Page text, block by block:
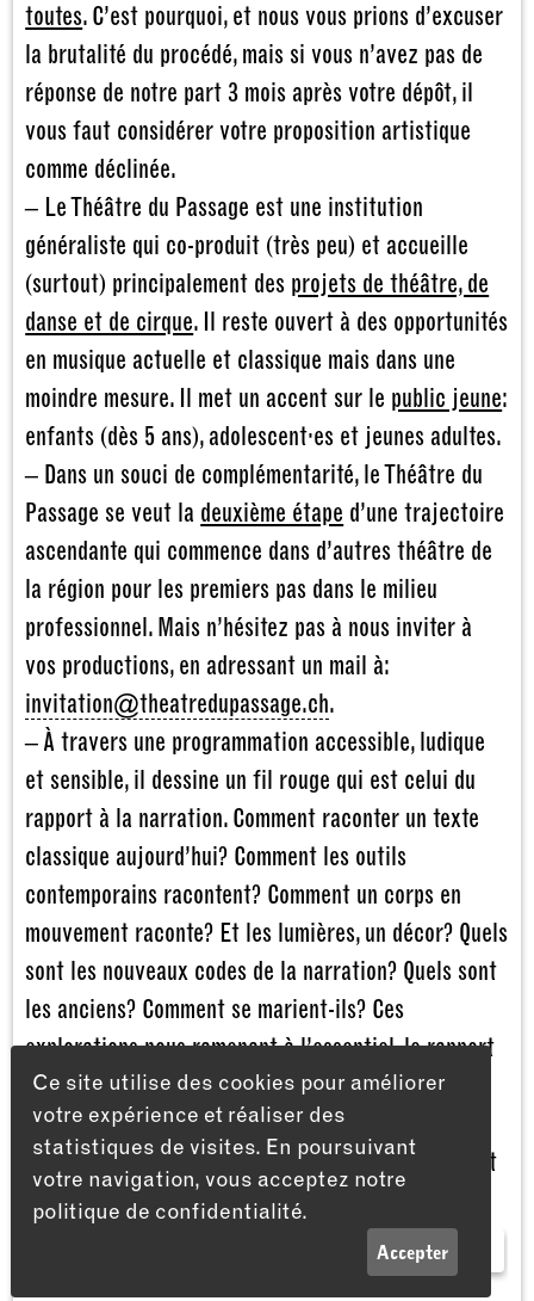
toutes. C’est pourquoi, et nous vous prions d’excuser
la brutalité du procédé, mais si vous n’avez pas de
réponse de notre part 3 mois après votre dépôt, il
vous faut considérer votre proposition artistique
comme déclinée.
– Le Théâtre du Passage est une institution
généraliste qui co-produit (très peu) et accueille
(surtout) principalement des projets de théâtre, de
danse et de cirque. Il reste ouvert à des opportunités
en musique actuelle et classique mais dans une
moindre mesure. Il met un accent sur le public jeune:
enfants (dès 5 ans), adolescent·es et jeunes adultes.
– Dans un souci de complémentarité, le Théâtre du
Passage se veut la deuxième étape d’une trajectoire
ascendante qui commence dans d’autres théâtre de
la région pour les premiers pas dans le milieu
professionnel. Mais n’hésitez pas à nous inviter à
vos productions, en adressant un mail à:
invitation@theatredupassage.ch.
– À travers une programmation accessible, ludique
et sensible, il dessine un fil rouge qui est celui du
rapport à la narration. Comment raconter un texte
classique aujourd’hui? Comment les outils
contemporains racontent? Comment un corps en
mouvement raconte? Et les lumières, un décor? Quels
sont les nouveaux codes de la narration? Quels sont
les anciens? Comment se marient-ils? Ces
explorations nous ramenant à l’essentiel, le rapport
aux spectateur·trices, ces camarades essentiel·les
du moment scénique.
– Les fiches techniques du Théâtre du Passage sont
disponibles ici:
www.theatredupassage.ch/professionnelles/espace-
INFOS
Ce site utilise des cookies pour améliorer
votre expérience et réaliser des
statistiques de visites. En poursuivant
votre navigation, vous acceptez notre
politique de confidentialité.
Accepter